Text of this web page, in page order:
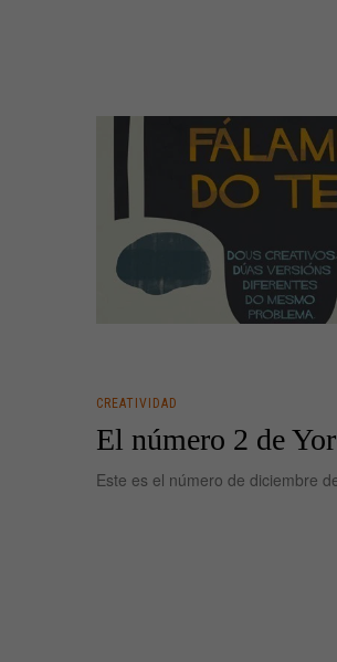
CREATIVIDAD
El número 2 de
Este es el número de diciembre